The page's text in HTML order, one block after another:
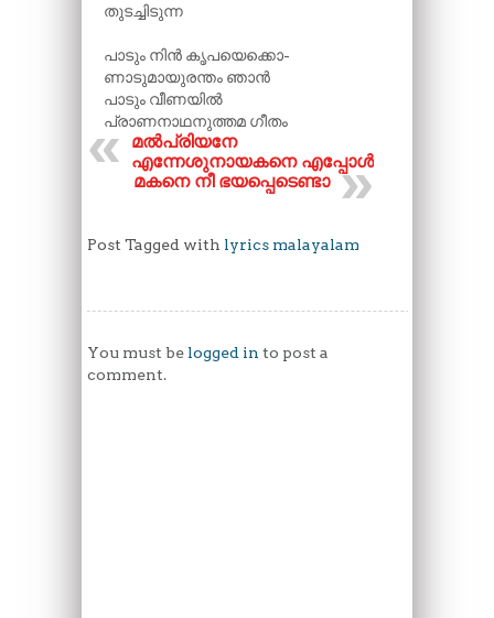
തുടച്ചിടുന്ന
പാടും നിൻ കൃപയെക്കൊ-
ണാടുമായുരന്തം ഞാൻ
പാടും വീണയിൽ
പ്രാണനാഥനുത്തമ ഗീതം
മൽപ്രിയനേ
എന്നേശുനായകനെ എ​പ്പോൾ
മകനെ നീ ഭയപ്പെടെണ്ടാ
Post Tagged with lyrics malayalam
You must be logged in to post a
comment.